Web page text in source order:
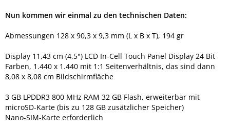
Nun kommen wir einmal zu den technischen Daten:
Abmessungen 128 x 90,3 x 9,3 mm (L x B x T), 194 gr
Display 11,43 cm (4,5") LCD In-Cell Touch Panel Display 24 Bit
Farben, 1.440 x 1.440 mit 1:1 Seitenverhältnis, das sind dann
8,08 x 8,08 cm Bildschirmfläche
3 GB LPDDR3 800 MHz RAM 32 GB Flash, erweiterbar mit
microSD-Karte (bis zu 128 GB zusätzlicher Speicher)
Nano-SIM-Karte erforderlich